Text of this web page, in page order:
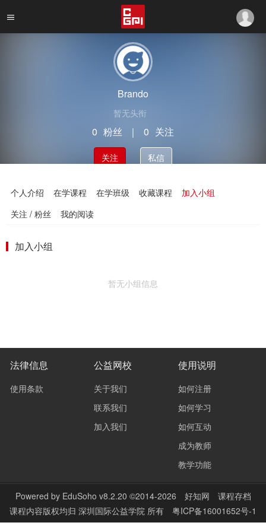
Brando
暂无头衔
0 粉丝 ｜ 0 关注
关注 私信
个人介绍 在学课程 在学班级 收藏课程
加入小组
关注 / 粉丝
我的阅读
加入小组
暂无小组信息
法律信息
使用条款
公益网校
关于我们
联系我们
加入我们
使用说明
如何注册
如何学习
如何互动
成为教师
教学功能
Powered by EduSoho v8.2.20 ©2014-2026 好知网
课程存档
课程内容版权均归 深圳国际公益学院 所有 粤ICP备16001652号-1